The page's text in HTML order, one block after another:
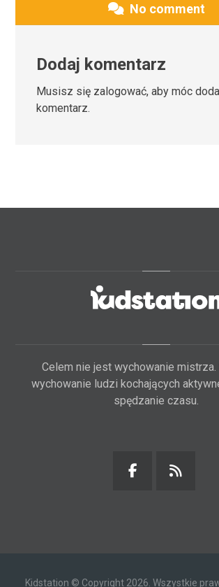
No comment
Dodaj komentarz
Musisz się zalogować, aby móc
komentarz.
Celem nie jest wychowanie
wychowanie ludzi kochających
spędzanie czasu.
Kidstation © Copyright 2026. Wszystkie